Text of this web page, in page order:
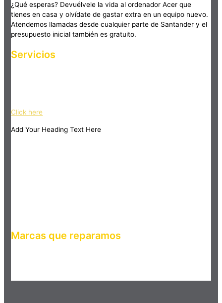
¿Qué esperas? Devuélvele la vida al ordenador Acer que
tienes en casa y olvídate de gastar extra en un equipo nuevo.
Atendemos llamadas desde cualquier parte de Santander y el
presupuesto inicial también es gratuito.
Servicios
Click here
Add Your Heading Text Here
Marcas que reparamos